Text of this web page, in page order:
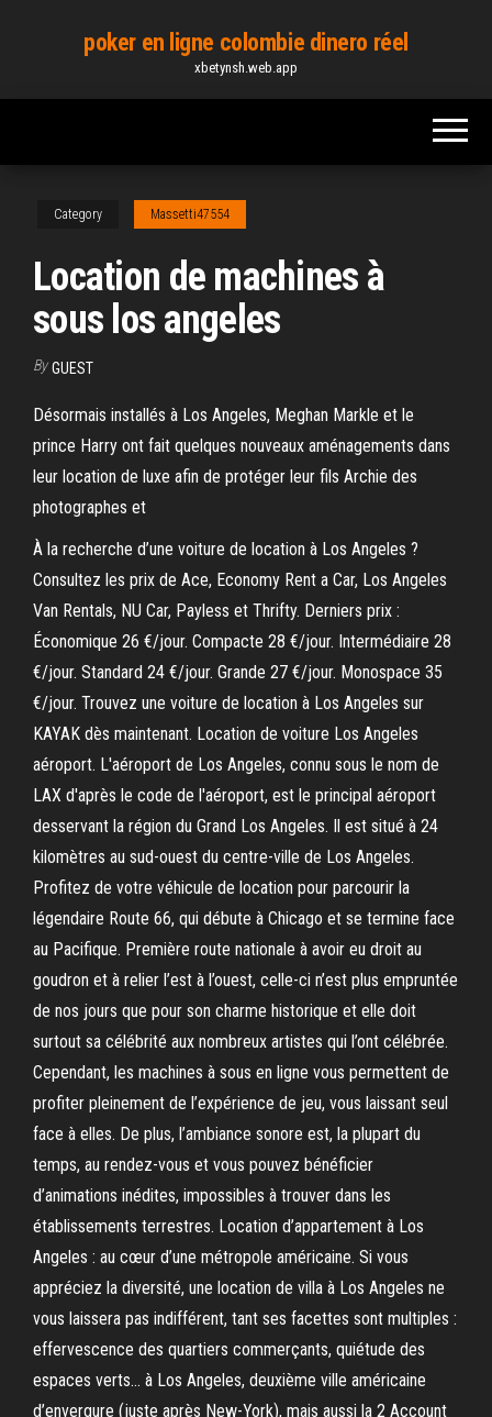
content
poker en ligne colombie dinero réel
xbetynsh.web.app
Category Massetti47554
Location de machines à
sous los angeles
By GUEST
Désormais installés à Los Angeles, Meghan Markle et le
prince Harry ont fait quelques nouveaux aménagements dans
leur location de luxe afin de protéger leur fils Archie des
photographes et
À la recherche d’une voiture de location à Los Angeles ?
Consultez les prix de Ace, Economy Rent a Car, Los Angeles
Van Rentals, NU Car, Payless et Thrifty. Derniers prix :
Économique 26 €/jour. Compacte 28 €/jour. Intermédiaire 28
€/jour. Standard 24 €/jour. Grande 27 €/jour. Monospace 35
€/jour. Trouvez une voiture de location à Los Angeles sur
KAYAK dès maintenant. Location de voiture Los Angeles
aéroport. L'aéroport de Los Angeles, connu sous le nom de
LAX d'après le code de l'aéroport, est le principal aéroport
desservant la région du Grand Los Angeles. Il est situé à 24
kilomètres au sud-ouest du centre-ville de Los Angeles.
Profitez de votre véhicule de location pour parcourir la
légendaire Route 66, qui débute à Chicago et se termine face
au Pacifique. Première route nationale à avoir eu droit au
goudron et à relier l’est à l’ouest, celle-ci n’est plus empruntée
de nos jours que pour son charme historique et elle doit
surtout sa célébrité aux nombreux artistes qui l’ont célébrée.
Cependant, les machines à sous en ligne vous permettent de
profiter pleinement de l’expérience de jeu, vous laissant seul
face à elles. De plus, l’ambiance sonore est, la plupart du
temps, au rendez-vous et vous pouvez bénéficier
d’animations inédites, impossibles à trouver dans les
établissements terrestres. Location d’appartement à Los
Angeles : au cœur d’une métropole américaine. Si vous
appréciez la diversité, une location de villa à Los Angeles ne
vous laissera pas indifférent, tant ses facettes sont multiples :
effervescence des quartiers commerçants, quiétude des
espaces verts… à Los Angeles, deuxième ville américaine
d’envergure (juste après New-York), mais aussi la 2 Account